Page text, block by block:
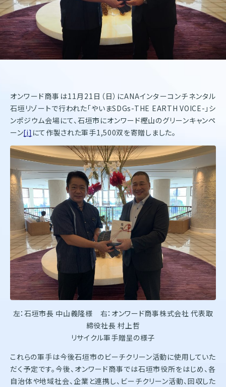
Copyright(C)2025 Onward Corporate Design CO., Ltd.
個人情報保護方針
電子公告（2024年3月28日以前）
オンワード商事は11月21日（日）にANAインターコンチネンタル
石垣リゾートで行われた「やいまSDGs-THE EARTH VOICE-」シ
ンポジウム会場にて、石垣市にオンワード樫山のグリーンキャンペ
ーン[i] にて作製された軍手1,500双を寄贈しました。
左：石垣市長 中山義隆様 右：オンワード商事株式会社 代表取
締役社長 村上哲
リサイクル軍手贈呈の様子
これらの軍手は今後石垣市のビーチクリーン活動に使用していた
だく予定です。今後、オンワード商事では石垣市役所をはじめ、各
自治体や地域社会、企業と連携し、ビーチクリーン活動、回収した